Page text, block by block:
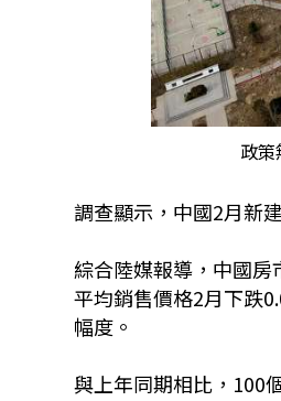
政
調查顯示，中國2月新
綜合陸媒報導，中國
平均銷售價格2月下跌
幅度。
與上年同期相比，100